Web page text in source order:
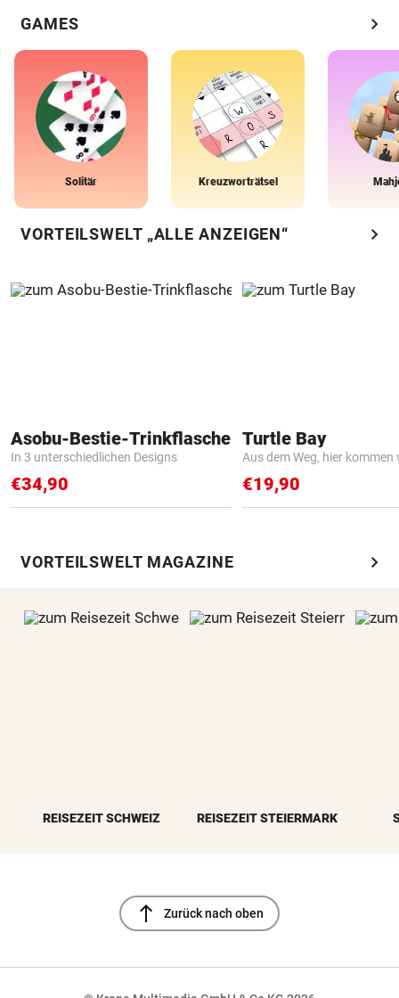
GAMES chevron_right
Solitär Kreuzworträtsel
VORTEILSWELT „ALLE ANZEIGEN“ chevron_right
Asobu-Bestie-Trinkflasche
In 3 unterschiedlichen Designs
€34,90
Turtle Bay
Aus dem Weg, hier kommen
€19,90
VORTEILSWELT MAGAZINE chevron_right
REISEZEIT SCHWEIZ REISEZEIT STEIERMARK
north Zurück nach oben